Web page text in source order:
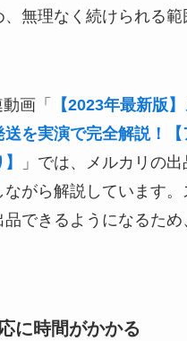
、無理なく続けられる範
画「
【2023年最新版
送を実演で完全解説！【
」では、メルカリの
がら解説しています。
品できるようになるため
に時間がかかる